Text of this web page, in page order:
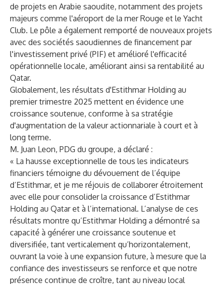
de projets en Arabie saoudite, notamment des projets
majeurs comme l'aéroport de la mer Rouge et le Yacht
Club. Le pôle a également remporté de nouveaux projets
avec des sociétés saoudiennes de financement par
l'investissement privé (PIF) et amélioré l'efficacité
opérationnelle locale, améliorant ainsi sa rentabilité au
Qatar.
Globalement, les résultats d'Estithmar Holding au
premier trimestre 2025 mettent en évidence une
croissance soutenue, conforme à sa stratégie
d'augmentation de la valeur actionnariale à court et à
long terme.
M. Juan Leon, PDG du groupe, a déclaré :
« La hausse exceptionnelle de tous les indicateurs
financiers témoigne du dévouement de l’équipe
d’Estithmar, et je me réjouis de collaborer étroitement
avec elle pour consolider la croissance d’Estithmar
Holding au Qatar et à l’international. L’analyse de ces
résultats montre qu’Estithmar Holding a démontré sa
capacité à générer une croissance soutenue et
diversifiée, tant verticalement qu’horizontalement,
ouvrant la voie à une expansion future, à mesure que la
confiance des investisseurs se renforce et que notre
présence continue de croître, tant au niveau local